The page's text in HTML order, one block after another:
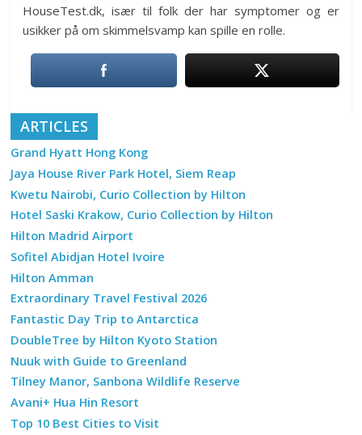
HouseTest.dk, især til folk der har symptomer og er
usikker på om skimmelsvamp kan spille en rolle.
ARTICLES
Grand Hyatt Hong Kong
Jaya House River Park Hotel, Siem Reap
Kwetu Nairobi, Curio Collection by Hilton
Hotel Saski Krakow, Curio Collection by Hilton
Hilton Madrid Airport
Sofitel Abidjan Hotel Ivoire
Hilton Amman
Extraordinary Travel Festival 2026
Fantastic Day Trip to Antarctica
DoubleTree by Hilton Kyoto Station
Nuuk with Guide to Greenland
Tilney Manor, Sanbona Wildlife Reserve
Avani+ Hua Hin Resort
Top 10 Best Cities to Visit